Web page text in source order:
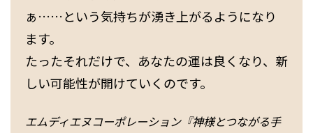
ぁ……という気持ちが湧き上がるようになり
ます。
たったそれだけで、あなたの運は良くなり、新
しい可能性が開けていくのです。
エムディエヌコーポレーション『神様とつながる手